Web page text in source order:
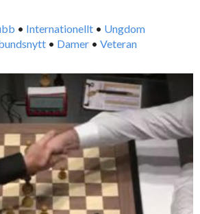
• Internationellt • Ungdom
• Damer • Veteran